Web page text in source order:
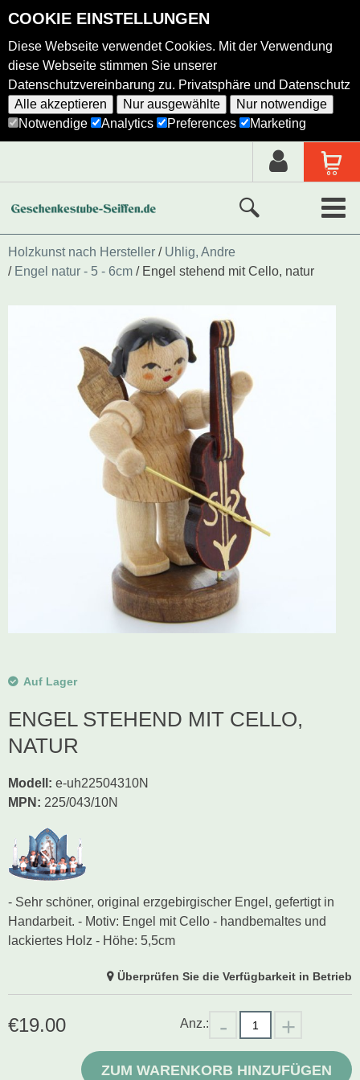
COOKIE EINSTELLUNGEN
Diese Webseite verwendet Cookies. Mit der Verwendung
diese Webseite stimmen Sie unserer
Datenschutzvereinbarung zu. Privatsphäre und Datenschutz
Alle akzeptieren
Nur ausgewählte
Nur notwendige
Notwendige
Analytics Preferences Marketing
Neue Produkte
Holzkunst nach Hersteller
Schwibbogen
Räucherfiguren
Holzkunst nach Hersteller
Uhlig, Andre
Engel natur - 5 - 6cm
Engel stehend mit Cello, natur
Auf Lager
ENGEL STEHEND MIT CELLO,
NATUR
Modell : e-uh22504310N
MPN: 225/043/10N
- Sehr schöner, original erzgebirgischer Engel, gefertigt in
Handarbeit. - Motiv: Engel mit Cello - handbemaltes und
lackiertes Holz - Höhe: 5,5cm
Überprüfen Sie die Verfügbarkeit in Betrieb
€19.00 Anz.:
ZUM WARENKORB HINZUFÜGEN